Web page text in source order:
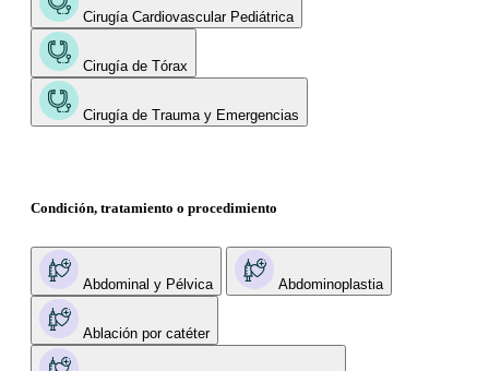
Cirugía Cardiovascular Pediátrica
Cirugía de Tórax
Cirugía de Trauma y Emergencias
Condición, tratamiento o procedimiento
Abdominal y Pélvica Abdominoplastia
Ablación por catéter